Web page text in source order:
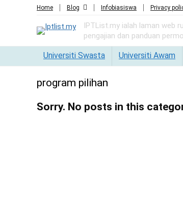
Home Blog Infobiasiswa Privacy
IPTList.my ialah laman web
pengajian dan panduan
Universiti Swasta Universiti Awam
program pilihan
Sorry. No posts in this